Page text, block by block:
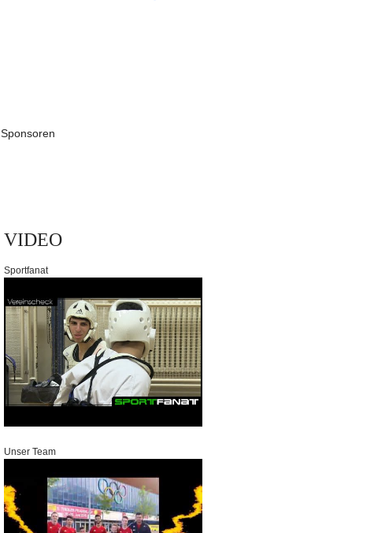
Sponsoren
VIDEO
Sportfanat
Unser Team